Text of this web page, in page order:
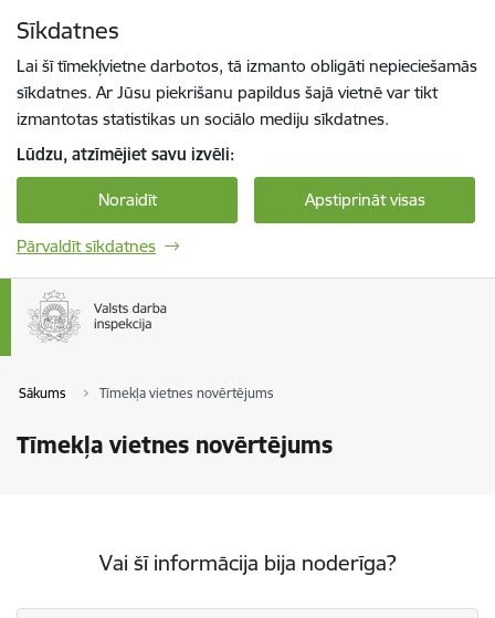
Sīkdatnes
Lai šī tīmekļvietne darbotos, tā izmanto obligāti nepieciešamās
sīkdatnes. Ar Jūsu piekrišanu papildus šajā vietnē var tikt
izmantotas statistikas un sociālo mediju sīkdatnes.
Lūdzu, atzīmējiet savu izvēli:
Noraidīt Apstiprināt visas
Pārvaldīt sīkdatnes
Sākums Tīmekļa vietnes novērtējums
Tīmekļa vietnes novērtējums
Vai šī informācija bija noderīga?